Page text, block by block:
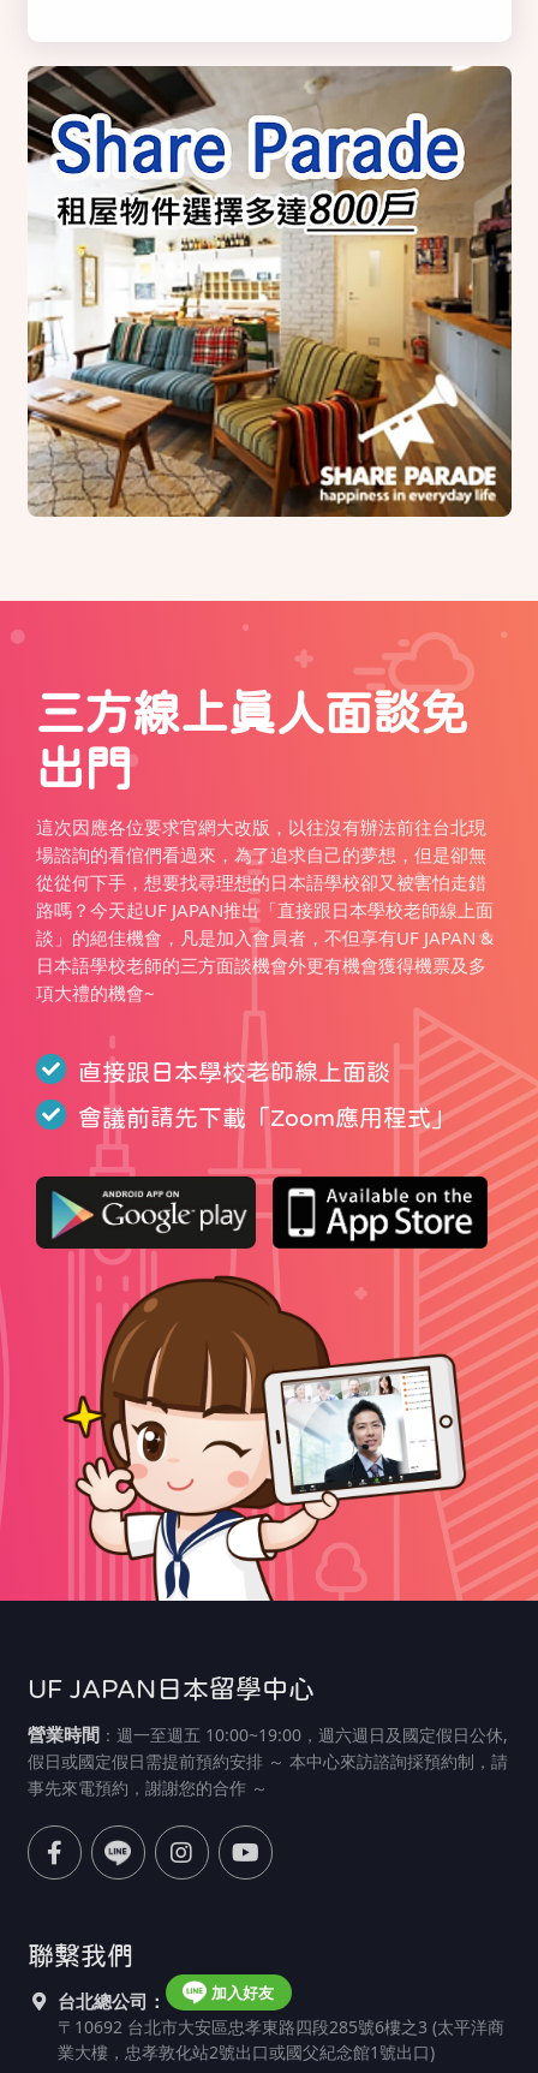
三方線上真人面談免
出門
這次因應各位要求官網大改版，以往沒有辦法前往台北現
場諮詢的看倌們看過來，為了追求自己的夢想，但是卻無
從從何下手，想要找尋理想的日本語學校卻又被害怕走錯
路嗎？今天起UF JAPAN推出「直接跟日本學校老師線上面
談」的絕佳機會，凡是加入會員者，不但享有UF JAPAN &
日本語學校老師的三方面談機會外更有機會獲得機票及多
項大禮的機會~
直接跟日本學校老師線上面談
會議前請先下載「Zoom應用程式」
UF JAPAN日本留學中心
營業時間：週一至週五 10:00~19:00，週六週日及國定假日公休,
假日或國定假日需提前預約安排 ～ 本中心來訪諮詢採預約制，請
事先來電預約，謝謝您的合作 ～
聯繫我們
台北總公司： 加入好友
〒10692 台北市大安區忠孝東路四段285號6樓之3 (太平洋商
業大樓，忠孝敦化站2號出口或國父紀念館1號出口)